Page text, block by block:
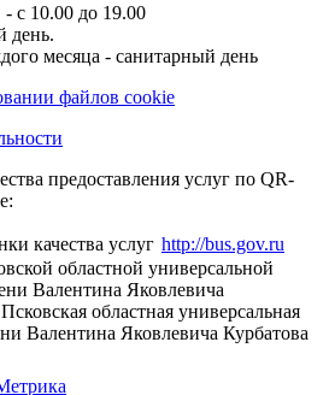
с 10.00 до 19.00
день.
месяца - санитарный день
файлов cookie
предоставления услуг по QR-
http://bus.gov.ru
областной универсальной
Валентина Яковлевича
Псковская областная универсальная
Валентина Яковлевича Курбатова